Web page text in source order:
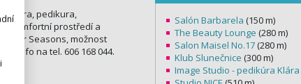
pedikura,
komfortní prostředí a
Four Seasons, možnost
info na tel. 606 168 044.
Salón Barbarela (150 m)
The Beauty Lounge (280 m)
Salon Maisel No.17 (280 m)
Klub Slunečnice (300 m)
Image Studio - pedikúra Klára